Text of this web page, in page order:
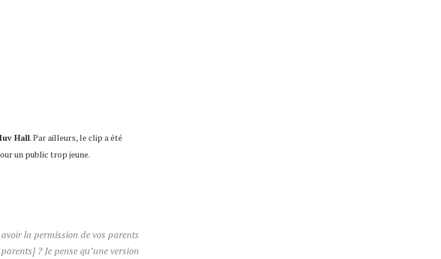
Hall. Par ailleurs, le clip a été
un public trop jeune.
la permission de vos parents
? Je pense qu’une version